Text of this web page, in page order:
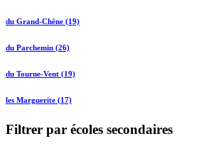
du Grand-Chêne (19)
du Parchemin (26)
du Tourne-Vent (19)
les Marguerite (17)
Filtrer par écoles secondaires